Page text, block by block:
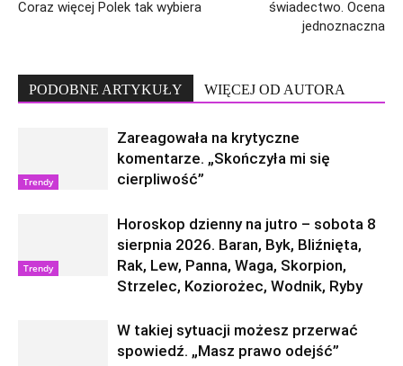
Coraz więcej Polek tak wybiera
świadectwo. Ocena
jednoznaczna
PODOBNE ARTYKUŁY WIĘCEJ OD AUTORA
Trendy
Zareagowała na krytyczne
komentarze. „Skończyła mi się
cierpliwość”
Trendy
Horoskop dzienny na jutro – sobota 8
sierpnia 2026. Baran, Byk, Bliźnięta,
Rak, Lew, Panna, Waga, Skorpion,
Strzelec, Koziorożec, Wodnik, Ryby
W takiej sytuacji możesz przerwać
spowiedź. „Masz prawo odejść”